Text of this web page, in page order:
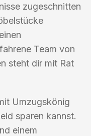
zugeschnitten
Team von
steht dir mit Rat
Umzugskönig
sparen kannst.
einem